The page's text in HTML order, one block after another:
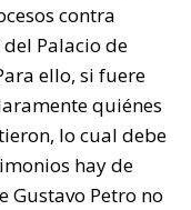
contra
Palacio de
ello, si fuere
quiénes
lo cual debe
hay de
Gustavo Petro no